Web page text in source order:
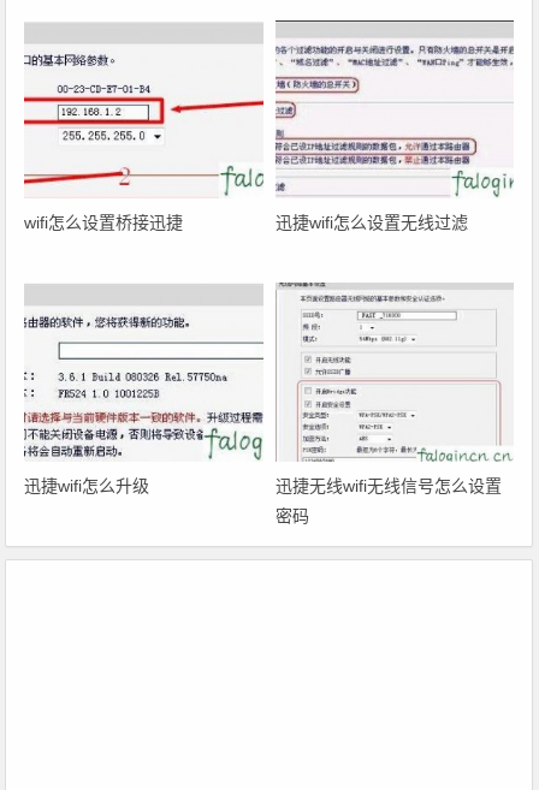
wifi怎么设置桥接迅捷 迅捷wifi怎么设置无线过滤
迅捷wifi怎么升级
迅捷无线wifi无线信号怎么设置
密码